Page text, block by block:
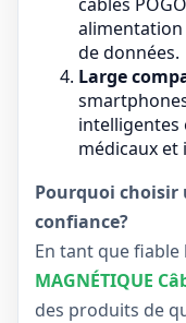
de données.
Large
intelligentes
médicaux et
Pourquoi choisir
confiance?
En tant que fiable
MAGNÉTIQUE
des produits de